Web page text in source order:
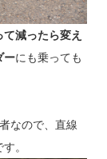
て減ったら変え
ーにも乗っても
なので、直線
。